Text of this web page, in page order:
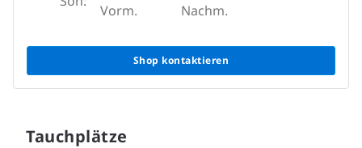
Vorm. Nachm.
Shop kontaktieren
Tauchplätze